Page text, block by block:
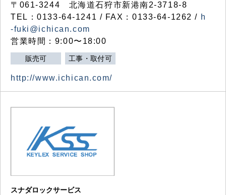
〒061-3244 北海道石狩市新港南2-3718-8
TEL：0133-64-1241 / FAX：0133-64-1262 / h
-fuki@ichican.com
営業時間：9:00〜18:00
販売可 工事・取付可
http://www.ichican.com/
スナダロックサービス